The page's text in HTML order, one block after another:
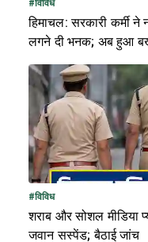
#विविध
हिमाचल: सरकारी कर्मी
लगने दी भनक; अब हुआ
#विविध
शराब और सोशल मीडिया
जवान सस्पेंड; बैठाई जांच